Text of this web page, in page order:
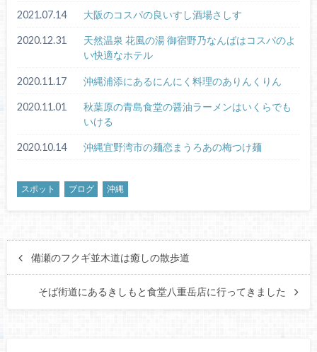
2021.07.14 大阪のコスパの良いすし酒場さしす
2020.12.31
天然温泉 花風の湯 御宿野乃なんばはコスパのよ
い快適なホテル
2020.11.17 沖縄浦添にあるにんにく料理のありんくりん
2020.11.01
秋葉原の青島食堂の醤油ラーメンはいくらでも
いける
2020.10.14 沖縄宜野湾市の麺恋まうろあの梅つけ麺
スポット ブログ 沖縄
備瀬のフクギ並木道は癒しの散歩道
そば街道にあるきしもと食堂八重岳店に行ってきました